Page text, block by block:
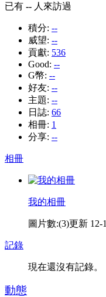
已有 -- 人來訪過
積分: --
威望: --
貢獻: 536
Good: --
G幣: --
好友: --
主題: --
日誌: 66
相冊: 1
分享: --
相冊
我的相冊
圖片數:(3)更新 12-1
記錄
現在還沒有記錄。
動態